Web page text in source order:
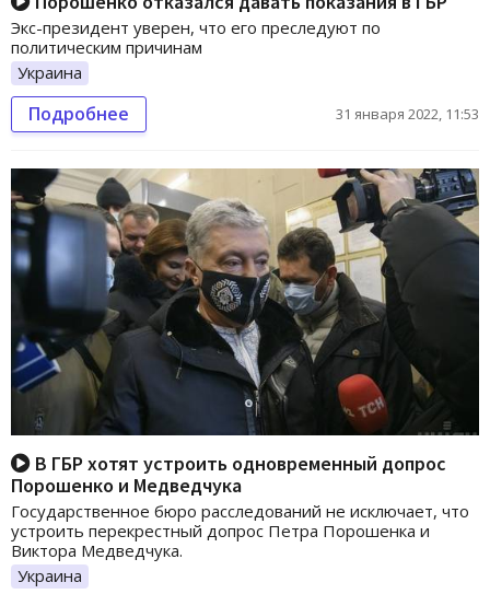
Экс-президент уверен, что его преследуют по
политическим причинам
Украина
Подробнее 31 января 2022, 11:53
В ГБР хотят устроить одновременный допрос
Порошенко и Медведчука
Государственное бюро расследований не исключает, что
устроить перекрестный допрос Петра Порошенка и
Виктора Медведчука.
Украина